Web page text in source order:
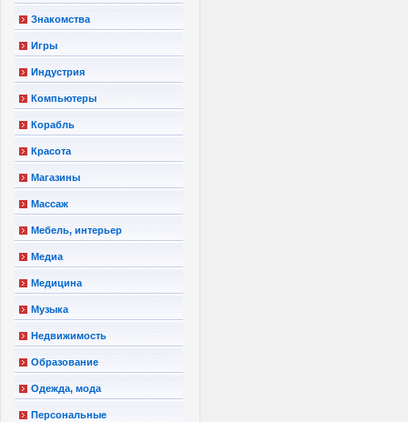
Знакомства
Игры
Индустрия
Компьютеры
Корабль
Красота
Магазины
Массаж
Мебель, интерьер
Медиа
Медицина
Музыка
Недвижимость
Образование
Одежда, мода
Персональные